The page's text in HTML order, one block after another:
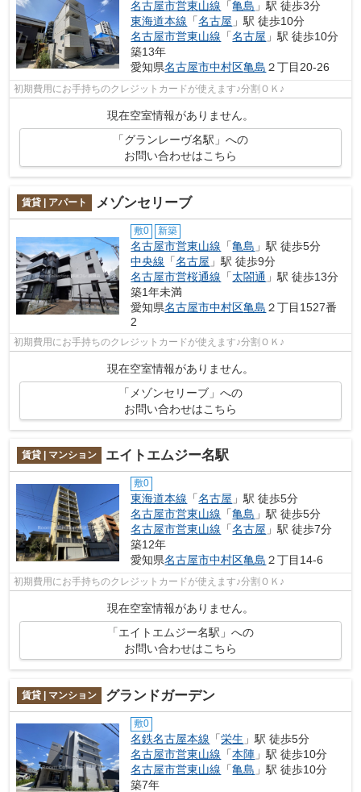
名古屋市営東山線 「亀島 」駅 徒歩3分
東海道本線 「名古屋 」駅 徒歩10分
名古屋市営東山線 「名古屋 」駅 徒歩10分
築13年
愛知県名古屋市中村区亀島 ２丁目20-26
初期費用にお手持ちのクレジットカードが使えます♪分割ＯＫ♪
現在空室情報がありません。
「グランレーヴ名駅」への
お問い合わせはこちら
賃貸 | アパート メゾンセリーブ
敷0 新築
名古屋市営東山線 「亀島 」駅 徒歩5分
中央線 「名古屋 」駅 徒歩9分
名古屋市営桜通線 「太閤通 」駅 徒歩13分
築1年未満
愛知県名古屋市中村区亀島 ２丁目1527番
2
初期費用にお手持ちのクレジットカードが使えます♪分割ＯＫ♪
現在空室情報がありません。
「メゾンセリーブ」への
お問い合わせはこちら
賃貸 | マンション エイトエムジー名駅
敷0
東海道本線 「名古屋 」駅 徒歩5分
名古屋市営東山線 「亀島 」駅 徒歩5分
名古屋市営東山線 「名古屋 」駅 徒歩7分
築12年
愛知県名古屋市中村区亀島 ２丁目14-6
初期費用にお手持ちのクレジットカードが使えます♪分割ＯＫ♪
現在空室情報がありません。
「エイトエムジー名駅」への
お問い合わせはこちら
賃貸 | マンション グランドガーデン
敷0
名鉄名古屋本線 「栄生 」駅 徒歩5分
名古屋市営東山線 「本陣 」駅 徒歩10分
名古屋市営東山線 「亀島 」駅 徒歩10分
築7年